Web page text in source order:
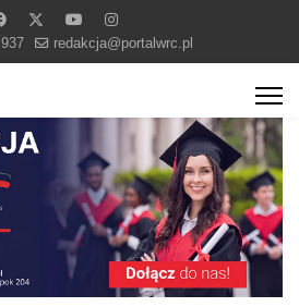
redakcja@portalwrc.pl